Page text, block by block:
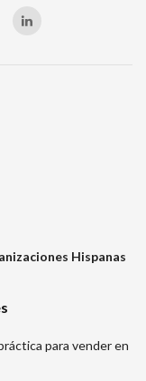
Hispanas
para vender en